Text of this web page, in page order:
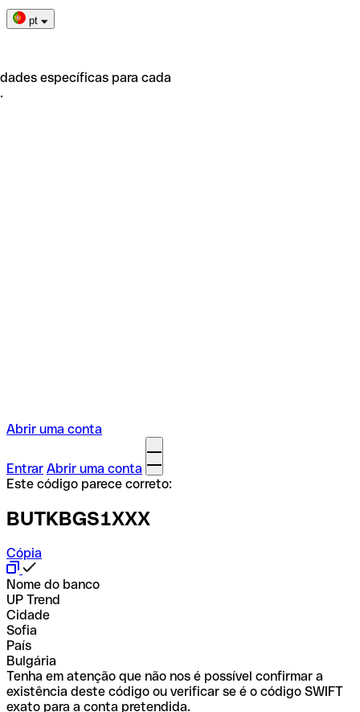
pt
específicas para cada
Abrir uma conta
Entrar Abrir uma conta
Este código parece correto:
BUTKBGS1XXX
Cópia
Nome do banco
UP Trend
Cidade
Sofia
País
Bulgária
Tenha em atenção que não nos é possível confirmar a
existência deste código ou verificar se é o código SWIFT
exato para a conta pretendida.